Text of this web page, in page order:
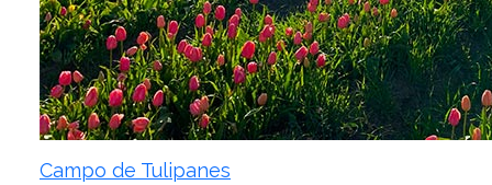
Campo de Tulipanes